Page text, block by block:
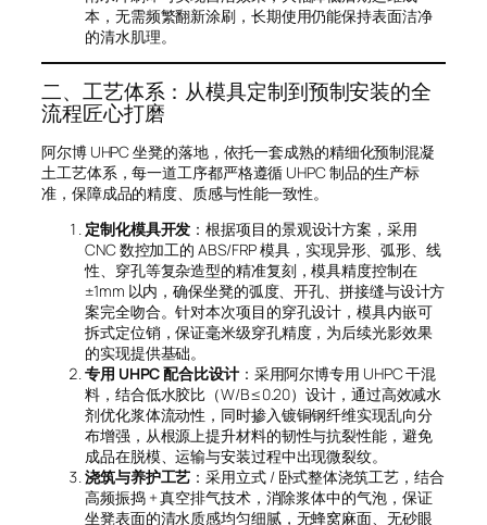
本，无需频繁翻新涂刷，长期使用仍能保持表面洁净
的清水肌理。
二、工艺体系：从模具定制到预制安装的全
流程匠心打磨
阿尔博 UHPC 坐凳的落地，依托一套成熟的精细化预制混凝
土工艺体系，每一道工序都严格遵循 UHPC 制品的生产标
准，保障成品的精度、质感与性能一致性。
定制化模具开发 ：根据项目的景观设计方案，采用
CNC 数控加工的 ABS/FRP 模具，实现异形、弧形、线
性、穿孔等复杂造型的精准复刻，模具精度控制在
±1mm 以内，确保坐凳的弧度、开孔、拼接缝与设计方
案完全吻合。针对本次项目的穿孔设计，模具内嵌可
拆式定位销，保证毫米级穿孔精度，为后续光影效果
的实现提供基础。
专用 UHPC 配合比设计：采用阿尔博专用 UHPC 干混
料，结合低水胶比（W/B≤0.20）设计，通过高效减水
剂优化浆体流动性，同时掺入镀铜钢纤维实现乱向分
布增强，从根源上提升材料的韧性与抗裂性能，避免
成品在脱模、运输与安装过程中出现微裂纹。
浇筑与养护工艺 ：采用立式 / 卧式整体浇筑工艺，结合
高频振捣 + 真空排气技术，消除浆体中的气泡，保证
坐凳表面的清水质感均匀细腻，无蜂窝麻面、无砂眼